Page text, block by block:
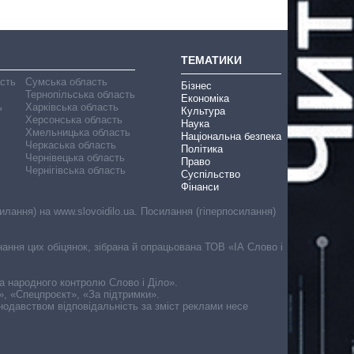
Сумська область
Тернопільська область
Харківська область
Херсонська область
Хмельницька область
Черкаська область
Чернівецька область
Чернігівська область
ТЕМАТИКИ
Бізнес
Економіка
Культура
Наука
Національна безпека
Політика
Право
Суспільство
Фінанси
на www.slovoidilo.ua. Посилання (гіперпосилання)
цих обіцянок, зібрана й опрацьована ТОВ «ІА Слово і
народного контролю Слово і Діло».
«Спецпроєкт», «За підтримки».
відповідальність за зміст реклами несе